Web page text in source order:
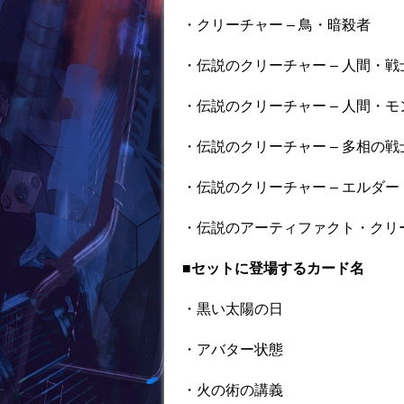
・クリーチャー – 鳥・暗殺者
・伝説のクリーチャー – 人間・
・伝説のクリーチャー – 人間・
・伝説のクリーチャー – 多相の
・伝説のクリーチャー – エルダ
・伝説のアーティファクト・ク
■セットに登場するカード名
・黒い太陽の日
・アバター状態
・火の術の講義